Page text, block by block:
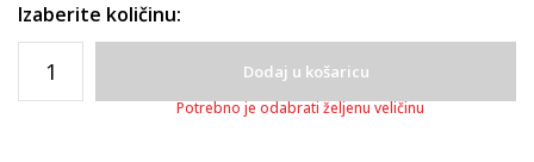
Izaberite količinu:
Dodaj u košaricu
Potrebno je odabrati željenu veličinu